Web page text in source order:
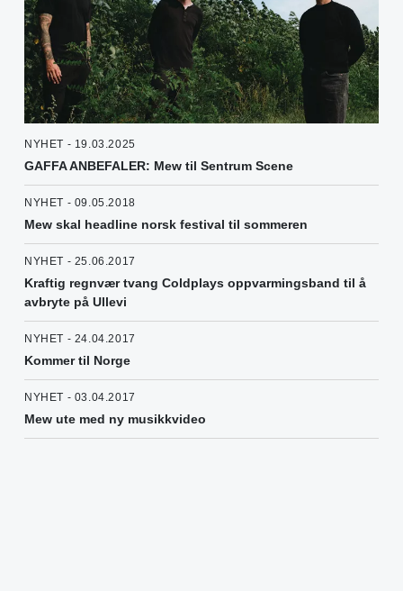
NYHET - 19.03.2025
GAFFA ANBEFALER: Mew til Sentrum Scene
NYHET - 09.05.2018
Mew skal headline norsk festival til sommeren
NYHET - 25.06.2017
Kraftig regnvær tvang Coldplays oppvarmingsband til å
avbryte på Ullevi
NYHET - 24.04.2017
Kommer til Norge
NYHET - 03.04.2017
Mew ute med ny musikkvideo